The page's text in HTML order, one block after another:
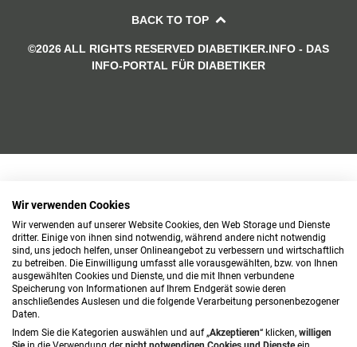
BACK TO TOP
©2026 ALL RIGHTS RESERVED DIABETIKER.INFO - DAS
INFO-PORTAL FÜR DIABETIKER
Wir verwenden Cookies
Wir verwenden auf unserer Website Cookies, den Web Storage und Dienste
dritter. Einige von ihnen sind notwendig, während andere nicht notwendig
sind, uns jedoch helfen, unser Onlineangebot zu verbessern und wirtschaftlich
zu betreiben. Die Einwilligung umfasst alle vorausgewählten, bzw. von Ihnen
ausgewählten Cookies und Dienste, und die mit Ihnen verbundene
Speicherung von Informationen auf Ihrem Endgerät sowie deren
anschließendes Auslesen und die folgende Verarbeitung personenbezogener
Daten.
Indem Sie die Kategorien auswählen und auf „Akzeptieren“ klicken, willigen